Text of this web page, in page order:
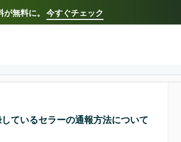
無料に。 今すぐチェック
Select your preferred
ているセラーの通報方法について